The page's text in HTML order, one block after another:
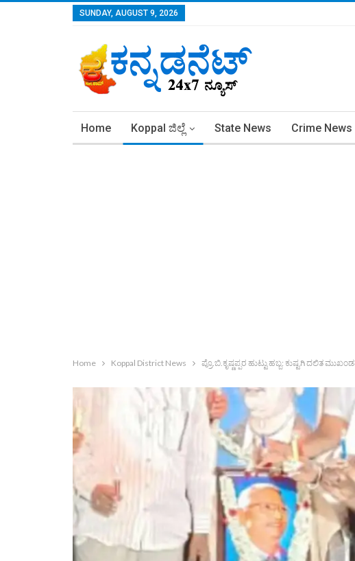
SUNDAY, AUGUST 9, 2026
Home Koppal ಜಿಲ್ಲೆ State News Crime News
Home Koppal District News ಪ್ರೊ.ಬಿ.ಕೃಷ್ಣಪ್ಪರ ಹುಟ್ಟು ಹಬ್ಬ: ಕುಷ್ಟಗಿ ದಲಿತ